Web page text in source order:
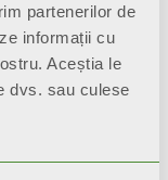
partenerilor de
informații cu
Aceștia le
dvs. sau culese